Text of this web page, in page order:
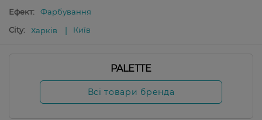
Ефект:
Фарбування
City:
Харків Київ
PALETTE
Всі товари бренда